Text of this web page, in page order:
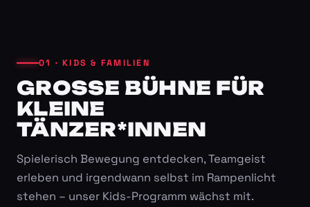
01 · KIDS & FAMILIEN
GROSSE BÜHNE FÜR K
LEINE T
ÄNZER*INNEN
Spielerisch Bewegung entdecken, Teamgeist
erleben und irgendwann selbst im Rampenlicht
stehen – unser Kids-Programm wächst mit.